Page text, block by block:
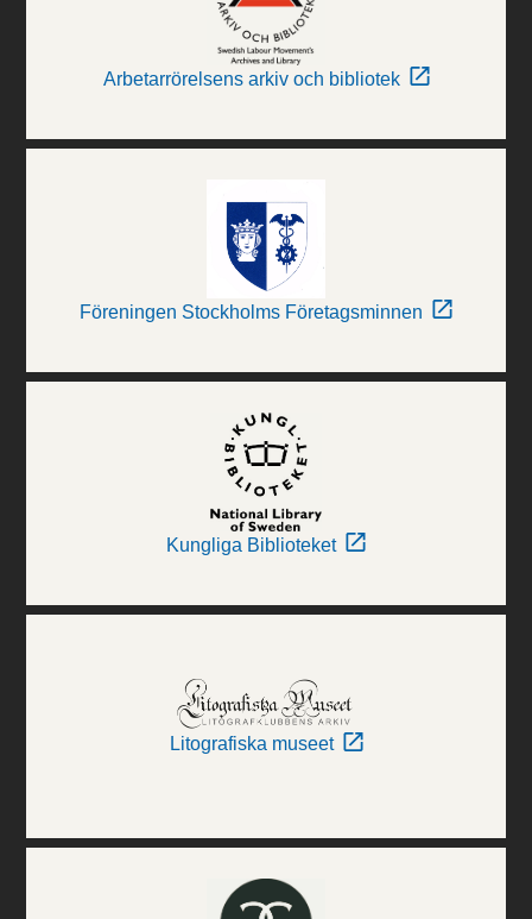
Arbetarrörelsens arkiv och bibliotek
Föreningen Stockholms Företagsminnen
Kungliga Biblioteket
Litografiska museet